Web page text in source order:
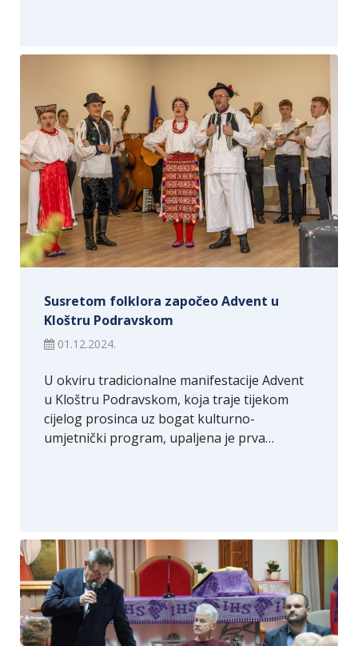
Susretom folklora započeo Advent u
Kloštru Podravskom
01.12.2024.
U okviru tradicionalne manifestacije Advent
u Kloštru Podravskom, koja traje tijekom
cijelog prosinca uz bogat kulturno-
umjetnički program, upaljena je prva…